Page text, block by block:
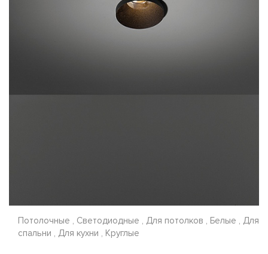
Потолочные , Светодиодные , Для потолков , Белые , Для
спальни , Для кухни , Круглые